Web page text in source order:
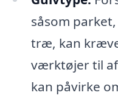
såsom
træ, kan
værktøjer til
kan påvirke